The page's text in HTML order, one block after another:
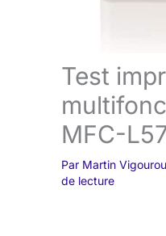
Test
MFC-
Par Martin
de lecture